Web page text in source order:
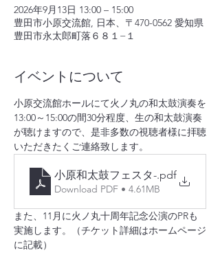
2026年9月13日 13:00 – 15:00
豊田市小原交流館, 日本、〒470-0562 愛知県
豊田市永太郎町落６８１−１
イベントについて
小原交流館ホールにて火ノ丸の和太鼓演奏を
13:00～15:00の間30分程度、生の和太鼓演奏
が聴けますので、是非多数の視聴者様に拝聴
いただきたくご連絡致します。
小原和太鼓フェスタ-.pdf
Download PDF • 4.61MB
また、11月に火ノ丸十周年記念公演のPRも
実施します。（チケット詳細はホームページ
に記載）